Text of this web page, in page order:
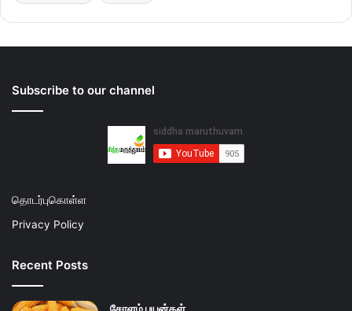
Subscribe to our channel
தொடர்புகொள்ள
Privacy Policy
Recent Posts